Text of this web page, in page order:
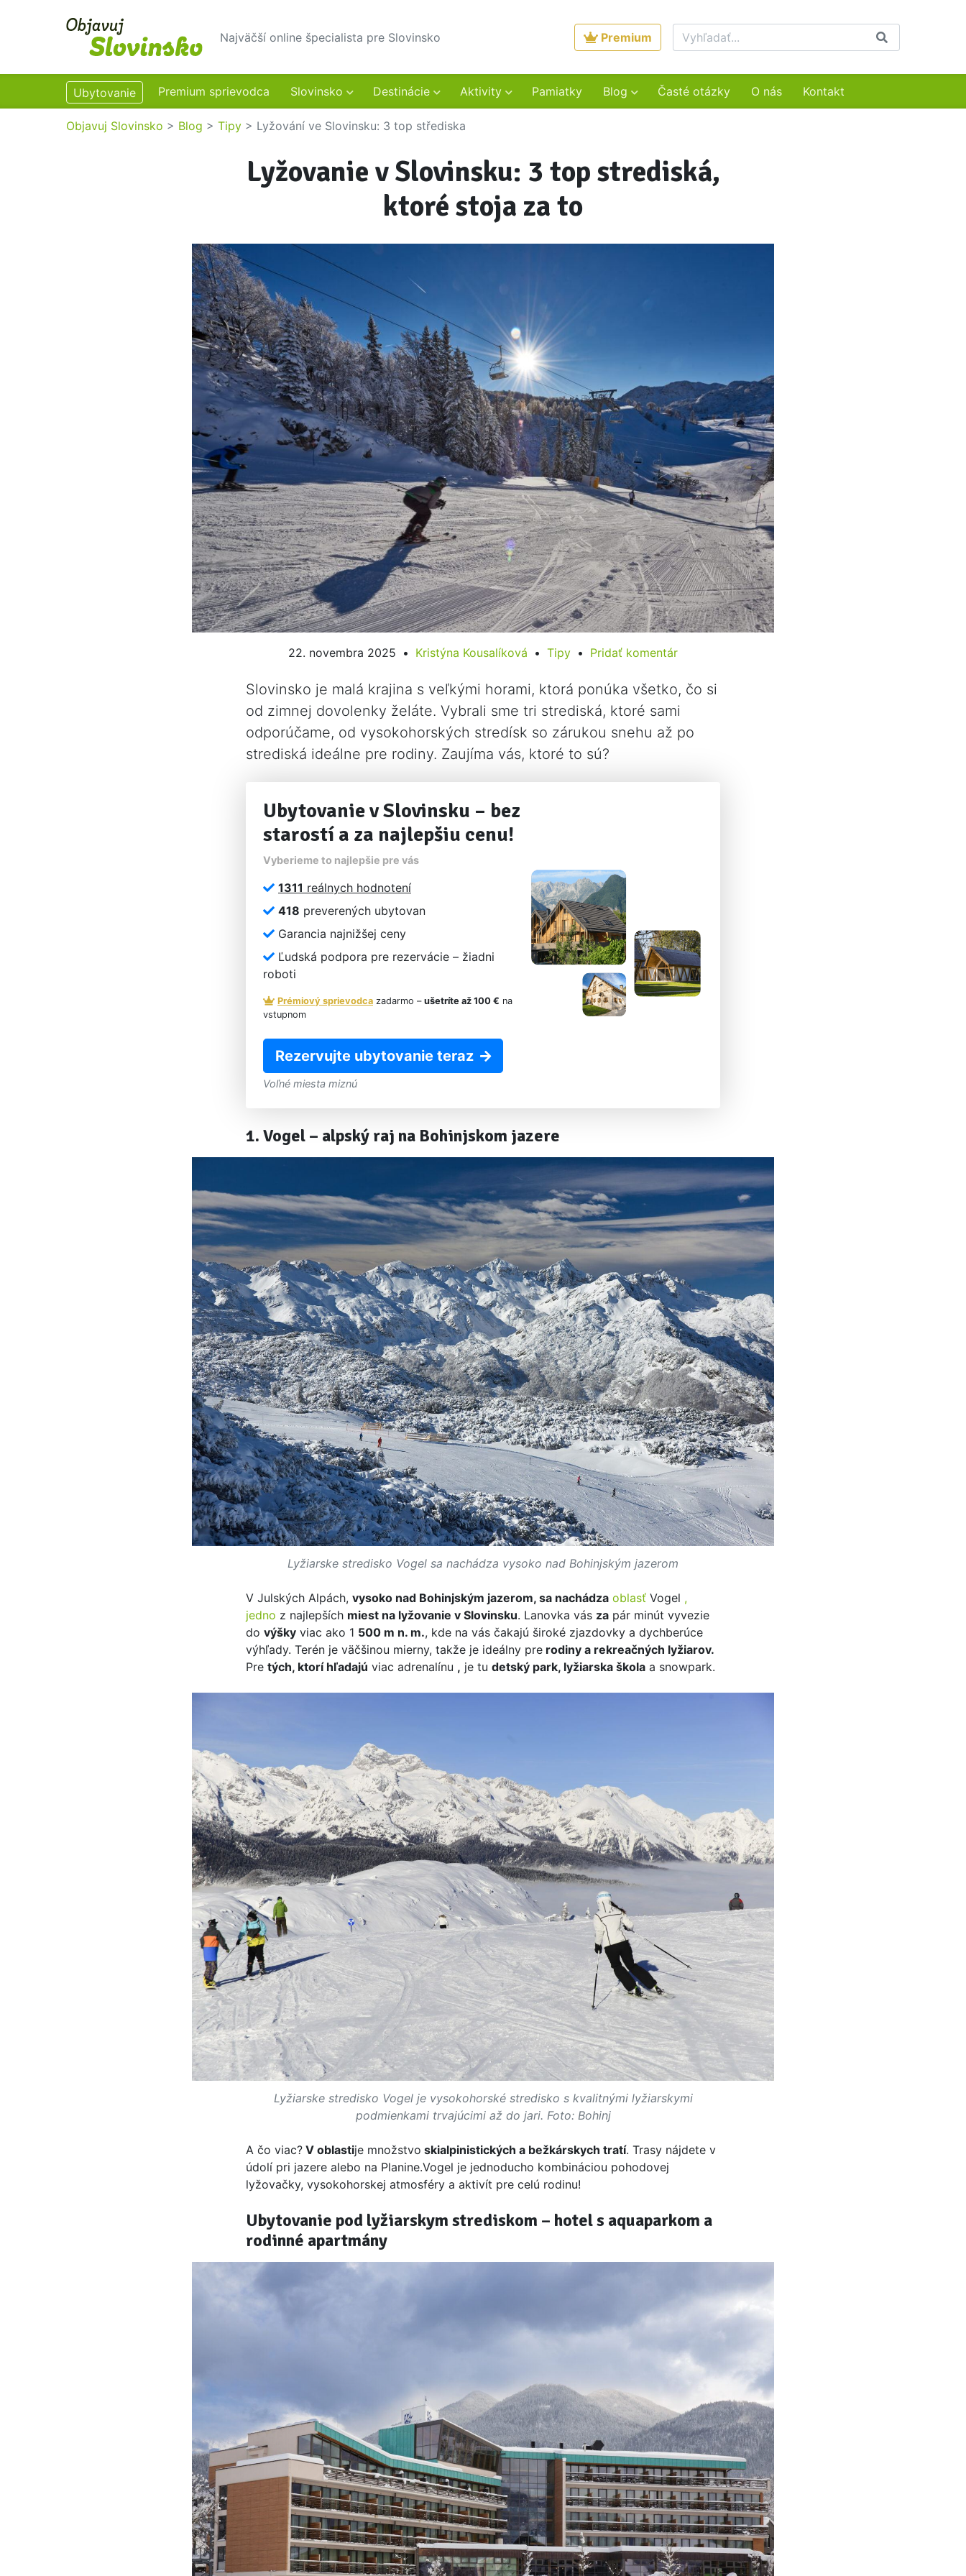
Najväčší online špecialista pre Slovinsko Premium
Ubytovanie Premium sprievodca Slovinsko Destinácie Aktivity Pamiatky Blog Časté otázky O nás Kontakt
Objavuj Slovinsko > Blog > Tipy > Lyžování ve Slovinsku: 3 top střediska
Lyžovanie v Slovinsku: 3 top strediská,
ktoré stoja za to
22. novembra 2025 Kristýna Kousalíková Tipy Pridať komentár
Slovinsko je malá krajina s veľkými horami, ktorá ponúka všetko, čo si
od zimnej dovolenky želáte. Vybrali sme tri strediská, ktoré sami
odporúčame, od vysokohorských stredísk so zárukou snehu až po
strediská ideálne pre rodiny. Zaujíma vás, ktoré to sú?
Ubytovanie v Slovinsku – bez
starostí a za najlepšiu cenu!
Vyberieme to najlepšie pre vás
1311 reálnych hodnotení
418 preverených ubytovan
Garancia najnižšej ceny
Ľudská podpora pre rezervácie – žiadni
roboti
Prémiový sprievodca zadarmo – ušetríte až 100 € na
vstupnom
Rezervujte ubytovanie teraz
Voľné miesta miznú
1. Vogel – alpský raj na Bohinjskom jazere
Lyžiarske stredisko Vogel sa nachádza vysoko nad Bohinjským jazerom
V Julských Alpách, vysoko nad Bohinjským jazerom, sa nachádza oblasť Vogel ,
jedno z najlepších miest na lyžovanie v Slovinsku. Lanovka vás za pár minút vyvezie
do výšky viac ako 1 500 m n. m., kde na vás čakajú široké zjazdovky a dychberúce
výhľady. Terén je väčšinou mierny, takže je ideálny pre rodiny a rekreačných lyžiarov.
Pre tých, ktorí hľadajú viac adrenalínu , je tu detský park, lyžiarska škola a snowpark.
Lyžiarske stredisko Vogel je vysokohorské stredisko s kvalitnými lyžiarskymi
podmienkami trvajúcimi až do jari. Foto: Bohinj
A čo viac? V oblastije množstvo skialpinistických a bežkárskych tratí. Trasy nájdete v
údolí pri jazere alebo na Planine.Vogel je jednoducho kombináciou pohodovej
lyžovačky, vysokohorskej atmosféry a aktivít pre celú rodinu!
Ubytovanie pod lyžiarskym strediskom – hotel s aquaparkom a
rodinné apartmány